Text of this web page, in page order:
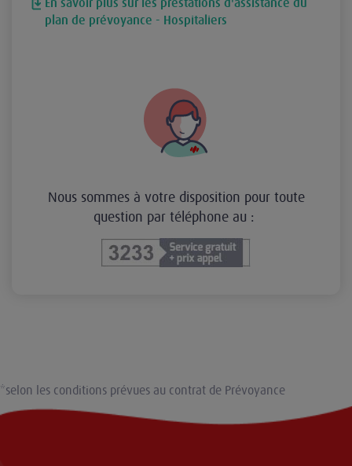
En savoir plus sur les prestations d'assistance du
plan de prévoyance - Hospitaliers
Nous sommes à votre disposition pour toute
question par téléphone au :
*selon les conditions prévues au contrat de Prévoyance